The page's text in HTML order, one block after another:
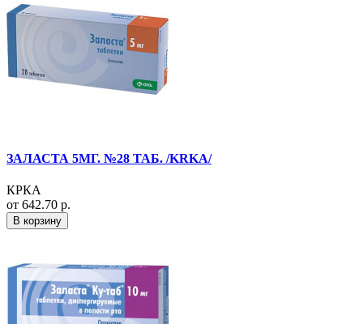
ЗАЛАСТА 5МГ. №28 ТАБ. /KRKA/
КРКА
от 642.70 р.
В корзину